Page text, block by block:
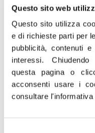
Questo sito web
Questo sito utilizza
e di richieste parti per
pubblicità, contenuti
interessi.
questa pagina o
acconsenti usare i
consultare
“La nomina dei nuovi